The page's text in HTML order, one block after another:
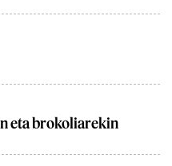
eta brokoliarekin